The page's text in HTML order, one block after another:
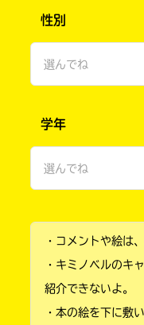
性別
選んでね
ひみつ
学年
選んでね
小学2年
小学4年
・コメントや絵は
・キミノベルのキ
紹介できないよ。
・本の絵を下に敷